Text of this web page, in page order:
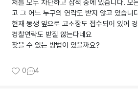
처를 모두 차단하고 잠적 중에 있습니다. 모
고 그 어느 누구의 연락도 받지 않고 있습니
현재 동생 앞으로 고소장도 접수되어 있어
경찰연락도 받질 않는다네요
찾을 수 있는 방법이 있을까요?
0 4